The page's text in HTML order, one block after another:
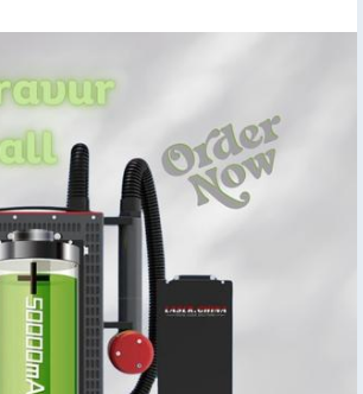
weitere Metalle effizient und
Produktkennzeichnungen mit
und professionellem Finish
#Lasergravur,
,#Lasertechnik